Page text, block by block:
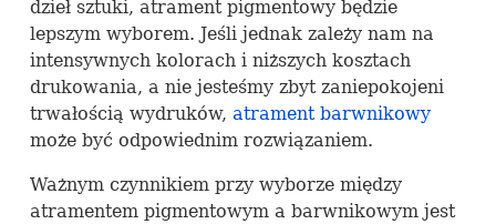
dzieł sztuki, atrament pigmentowy będzie
lepszym wyborem. Jeśli jednak zależy nam na
intensywnych kolorach i niższych kosztach
drukowania, a nie jesteśmy zbyt zaniepokojeni
trwałością wydruków, atrament barwnikowy
może być odpowiednim rozwiązaniem.
Ważnym czynnikiem przy wyborze między
atramentem pigmentowym a barwnikowym jest